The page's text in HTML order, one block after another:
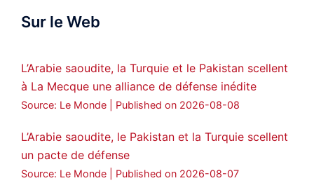
ܟܫܝܪܘܬܐ ܒܘܠܝܬܐ ܚܘܪܐ ܐܒܓܪ
Amitiés kurdes de Bretagne a retweeté
MedyaNews @medyanews_ · 24 Jan 2025
statement on Abdullah Öcalan meeting
#AbdullahÖcalan #PeaceProcess
Sur le Web
L’Arabie saoudite, la Turquie et le Pakistan scellent
à La Mecque une alliance de défense inédite
Source: Le Monde Published on 2026-08-08
L’Arabie saoudite, le Pakistan et la Turquie scellent
un pacte de défense
Source: Le Monde Published on 2026-08-07